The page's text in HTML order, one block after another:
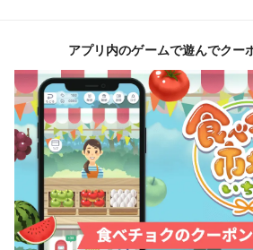
風通しの良い、株数も少ない状態
→毎日田んぼをグルグル歩いてイ
ます。
健康なイネを育ていることが、私た
■収穫後は、「玄米で低温管理」と
アプリ内のゲームで遊んでクー